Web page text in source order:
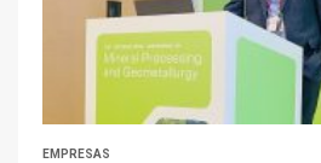
EMPRESAS